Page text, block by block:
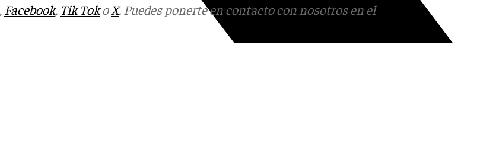
, Facebook, Tik TokoX. Puedes ponerte en contacto con nosotros en el